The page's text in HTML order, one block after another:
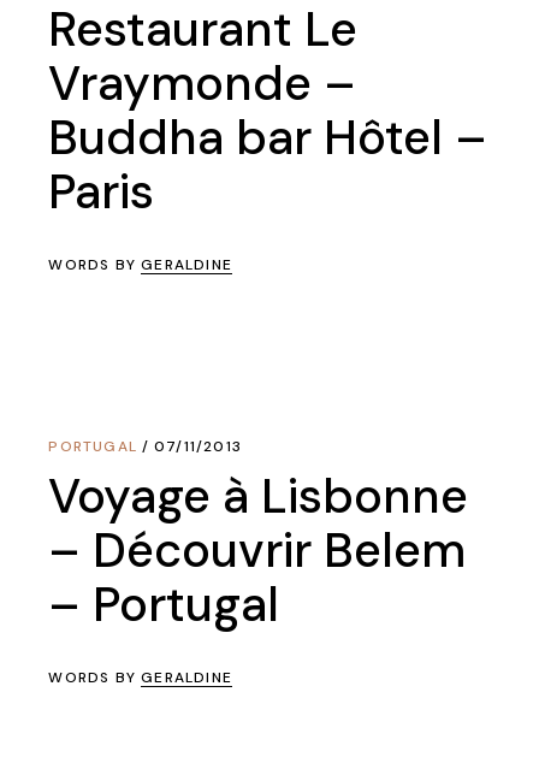
Restaurant Le
Vraymonde –
Buddha bar Hôtel –
Paris
WORDS BYGERALDINE
PORTUGAL 07/11/2013
Voyage à Lisbonne
– Découvrir Belem
– Portugal
WORDS BYGERALDINE